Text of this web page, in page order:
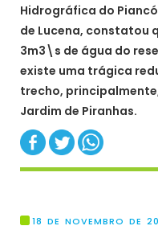
Hidrográfica do
de Lucena, constatou
3m3\s de água do
existe uma trágica
trecho,
Jardim de Piranhas.
18 DE NOVEMBRO DE